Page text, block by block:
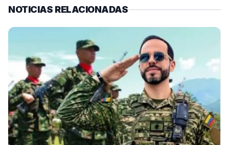
NOTICIAS RELACIONADAS